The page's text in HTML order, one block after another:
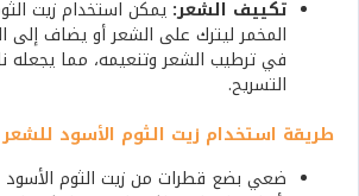
تكييف الشعر: يمكن استخدام زيت
المخمر ليترك على الشعر أو يضاف إلى
في ترطيب الشعر وتنعيمه، مما يجعله
التسريح.
طريقة استخدام زيت الثوم الأسود للشعر
ضعي بضع قطرات من زيت الثوم الأسود